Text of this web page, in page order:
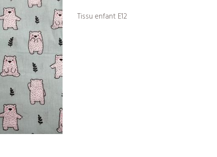
Tissu enfant E12